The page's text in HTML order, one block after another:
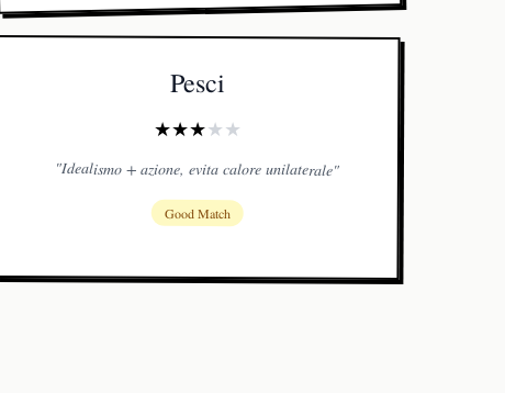
Pesci
★★★★★
"Idealismo + azione, evita calore unilaterale"
Good Match